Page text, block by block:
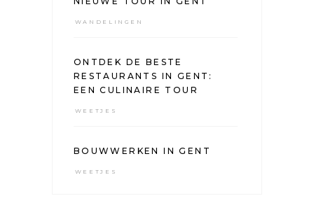
WANDELINGEN
ONTDEK DE BESTE
RESTAURANTS IN GENT:
EEN CULINAIRE TOUR
WEETJES
BOUWWERKEN IN GENT
WEETJES